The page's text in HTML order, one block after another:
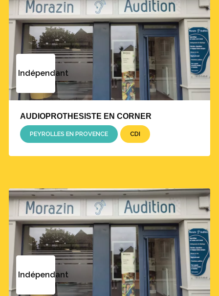
Indépendant
AUDIOPROTHESISTE EN CORNER
PEYROLLES EN PROVENCE CDI
Indépendant